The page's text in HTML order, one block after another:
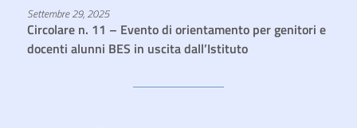
Settembre 29, 2025
Circolare n. 11 – Evento di orientamento per genitori e
docenti alunni BES in uscita dall’Istituto